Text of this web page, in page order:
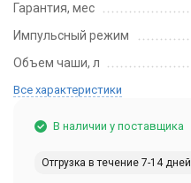
Гарантия, мес
Импульсный режим
Объем чаши, л
Все характеристики
В наличии у поставщика
Отгрузка в течение 7-14 дней